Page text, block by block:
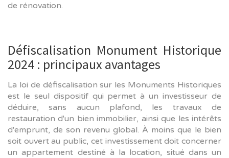
de rénovation.
Défiscalisation Monument Historique
2024 : principaux avantages
La loi de défiscalisation sur les Monuments Historiques
est le seul dispositif qui permet à un investisseur de
déduire, sans aucun plafond, les travaux de
restauration d'un bien immobilier, ainsi que les intérêts
d'emprunt, de son revenu global. À moins que le bien
soit ouvert au public, cet investissement doit concerner
un appartement destiné à la location, situé dans un